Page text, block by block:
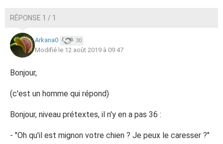
RÉPONSE 1 / 1
Arkana0 30
Modifié le 12 août 2019 à 09:47
Bonjour,
(c'est un homme qui répond)
Bonjour, niveau prétextes, il n'y en a pas 36 :
- "Oh qu'il est mignon votre chien ? Je peux le caresser ?"